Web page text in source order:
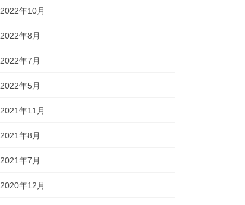
2022年10月
2022年8月
2022年7月
2022年5月
2021年11月
2021年8月
2021年7月
2020年12月